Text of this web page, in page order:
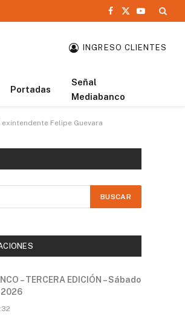
Facebook
X
YouTube
INGRESO CLIENTES
Portadas
Señal
Mediabanco
Felipe Guevara
– TERCERA EDICIÓN – Sábado